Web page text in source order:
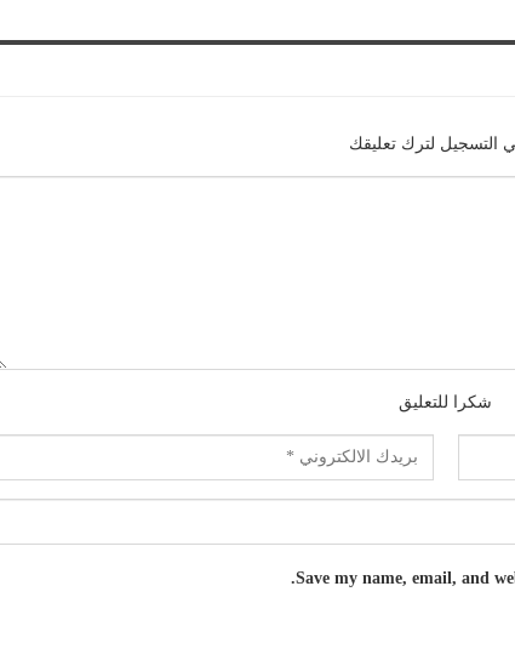
التسجيل لترك تعليقك
شكرا للتعليق
Save my name, email, and